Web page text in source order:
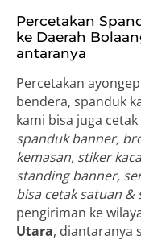
Percetakan
ke Daerah
antaranya
Percetakan
bendera, spanduk
kami bisa juga
spanduk banner,
kemasan, stiker
standing banner,
bisa cetak satuan &
pengiriman ke
Utara, diantaranya